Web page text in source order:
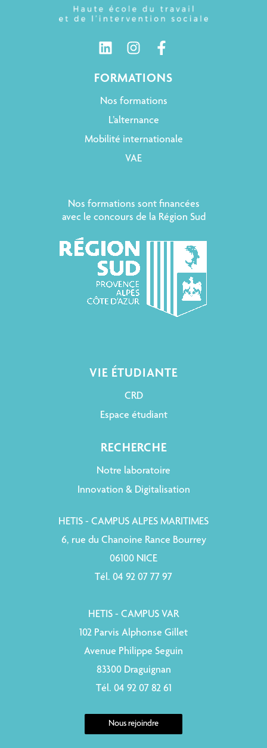
FORMATIONS
Nos formations
L’alternance
Mobilité internationale
VAE
Nos formations sont financées
avec le concours de la Région Sud
VIE ÉTUDIANTE
CRD
Espace étudiant
RECHERCHE
Notre laboratoire
Innovation & Digitalisation
HETIS - CAMPUS ALPES MARITIMES
6, rue du Chanoine Rance Bourrey
06100 NICE
Tél. 04 92 07 77 97
HETIS - CAMPUS VAR
102 Parvis Alphonse Gillet
Avenue Philippe Seguin
83300 Draguignan
Tél. 04 92 07 82 61
Nous rejoindre